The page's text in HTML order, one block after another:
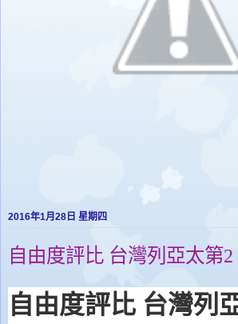
2016年1月28日 星期四
自由度評比 台灣列亞太第2
自由度評比 台灣列